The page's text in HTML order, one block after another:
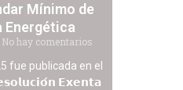
Mínimo de
Energética
No hay comentarios
fue publicada en el
𝗘𝘅𝗲𝗻𝘁𝗮